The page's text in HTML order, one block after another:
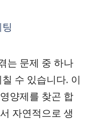
는 문제 중 하나
수 있습니다. 이
양제를 찾곤 합
자연적으로 생